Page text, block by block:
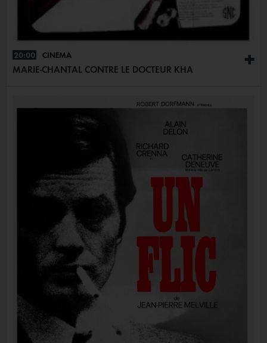
+
20:00 CINÉMA
MARIE-CHANTAL CONTRE LE DOCTEUR KHA